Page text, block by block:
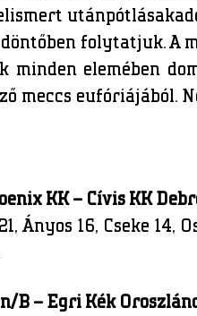
döntőben folytatjuk. A
minden elemében
meccs eufóriájából.
KK – Cívis KK
Ányos 16, Cseke
B – Egri Kék